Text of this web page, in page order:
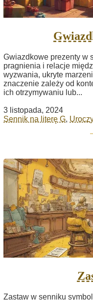
Gwiazdkowe prezenty w
pragnienia i relacje
wyzwania, ukryte
znaczenie zależy od
ich otrzymywaniu lub...
3 listopada, 2024
Sennik na literę G,
Zastaw w senniku